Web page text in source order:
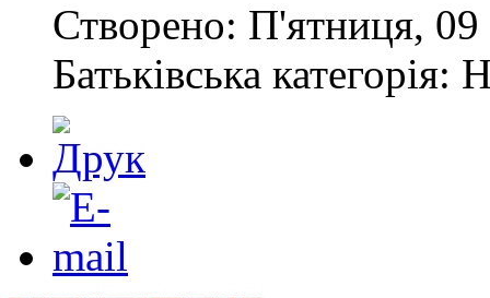
Створено: П'ятниця, 09
Батьківська категорія: